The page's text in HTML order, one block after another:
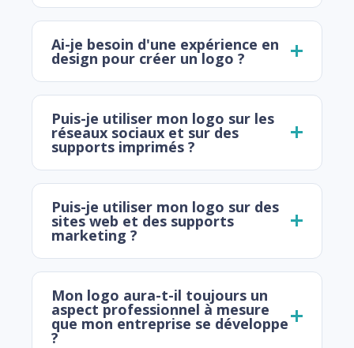
Ai-je besoin d'une expérience en
design pour créer un logo ?
Puis-je utiliser mon logo sur les
réseaux sociaux et sur des
supports imprimés ?
Puis-je utiliser mon logo sur des
sites web et des supports
marketing ?
Mon logo aura-t-il toujours un
aspect professionnel à mesure
que mon entreprise se développe
?